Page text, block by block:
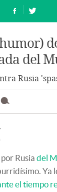
del
Rusia
Rusia del
Ya
el tiempo